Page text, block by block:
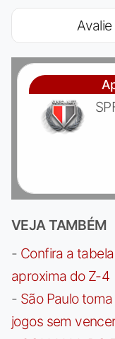
VEJA TAMBÉM
- Confira a
aproxima do Z-4
- São Paulo
jogos sem